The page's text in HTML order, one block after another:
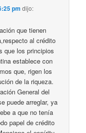
pm dijo:
que tienen
al crédito
que los principios
establece con
que, rigen los
de la riqueza.
General del
puede arreglar, ya
a que no tenía
papel de crédito